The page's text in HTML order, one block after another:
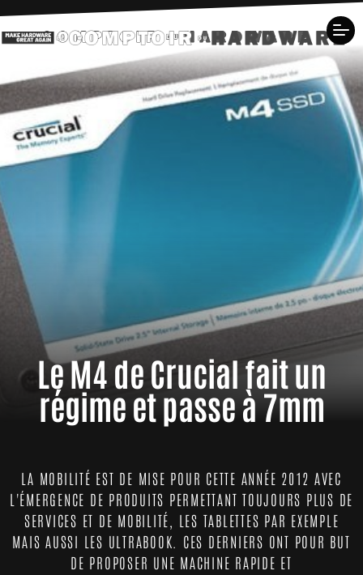
Le M4 de Crucial fait un
régime et passe à 7mm
LA MOBILITÉ EST DE MISE POUR CETTE ANNÉE 2012 AVEC
L'ÉMERGENCE DE PRODUITS PERMETTANT TOUJOURS PLUS DE
SERVICES ET DE MOBILITÉ, LES TABLETTES PAR EXEMPLE
MAIS AUSSI LES ULTRABOOK. CES DERNIERS ONT POUR BUT
DE PROPOSER UNE MACHINE RAPIDE ET